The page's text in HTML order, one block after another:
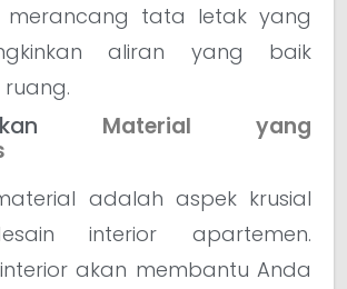
tata letak yang
aliran yang baik
Material yang
adalah aspek krusial
interior apartemen.
akan membantu Anda